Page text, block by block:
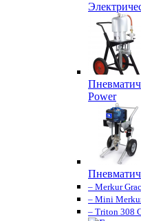
Power
– Merkur
– Mini
– Triton 308